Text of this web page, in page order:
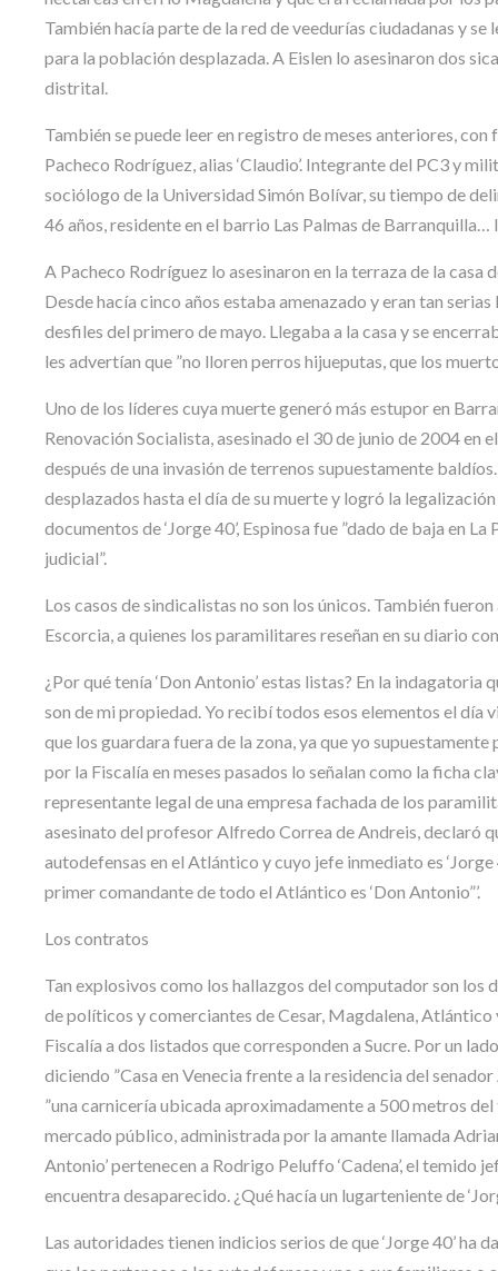
También hacía parte de la red de veedurías ciudadanas y
para la población desplazada. A Eislen lo asesinaron dos
distrital.
También se puede leer en registro de meses anteriores,
Pacheco Rodríguez, alias ‘Claudio’. Integrante del PC3 y
sociólogo de la Universidad Simón Bolívar, su tiempo de
46 años, residente en el barrio Las Palmas de
A Pacheco Rodríguez lo asesinaron en la terraza de la casa
Desde hacía cinco años estaba amenazado y eran tan
desfiles del primero de mayo. Llegaba a la casa y se
les advertían que ”no lloren perros hijueputas, que los
Uno de los líderes cuya muerte generó más estupor en
Renovación Socialista, asesinado el 30 de junio de 2004 en
después de una invasión de terrenos supuestamente
desplazados hasta el día de su muerte y logró la
documentos de ‘Jorge 40’, Espinosa fue ”dado de baja en
judicial”.
Los casos de sindicalistas no son los únicos. También
Escorcia, a quienes los paramilitares reseñan en su diario
¿Por qué tenía ‘Don Antonio’ estas listas? En la
son de mi propiedad. Yo recibí todos esos elementos el día
que los guardara fuera de la zona, ya que yo
por la Fiscalía en meses pasados lo señalan como la ficha
representante legal de una empresa fachada de los
asesinato del profesor Alfredo Correa de Andreis, declaró
autodefensas en el Atlántico y cuyo jefe inmediato es ‘Jorge
primer comandante de todo el Atlántico es ‘Don Antonio”’.
Los contratos
Tan explosivos como los hallazgos del computador son los
de políticos y comerciantes de Cesar, Magdalena,
Fiscalía a dos listados que corresponden a Sucre. Por un
diciendo ”Casa en Venecia frente a la residencia del
”una carnicería ubicada aproximadamente a 500 metros
mercado público, administrada por la amante llamada
Antonio’ pertenecen a Rodrigo Peluffo ‘Cadena’, el
encuentra desaparecido. ¿Qué hacía un lugarteniente de
Las autoridades tienen indicios serios de que ‘Jorge 40’ ha